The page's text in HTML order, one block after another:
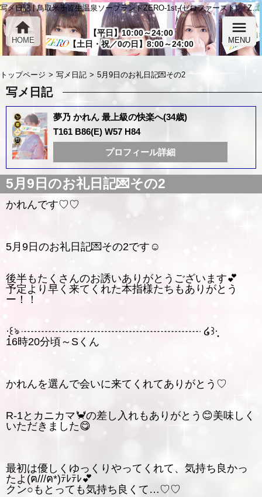
写メ日記 | 鳥取米子皆生温泉ソープランドZERO-1st-(ゼロファースト) 「ZERO-1st-」
【平日】10:00～24:00
【土日・祝／0の日】8:00～24:00
home
HOME
menu
MENU
トップページ 写メ日記 5月9日のお礼日記💌その2
写メ日記
夢乃 かれん 最上級の快楽へ(34歳)
T161 B86(E) W57 H84
プロフィール詳細
5月9日のお礼日記💌その2
かれんです♡♡
5月9日のお礼日記💌その2です☺️
後半もたくさんのお誘いありがとうございます︎💕
予定より早く来てくれた本指様たちもありがとう
ー！！
·̩͙꒰ঌ ┈┈┈┈┈┈┈┈┈┈┈┈┈┈┈┈┈ ໒꒱·̩͙
16時20分頃～Sくん
かれんを選んで会いに来てくれてありがとう♡
R-1とカニカマ🦀の差し入れもありがとう😊美味しく
いただきました😋
最初は優しくゆっくりやってくれて、気持ち良かっ
たよ(ฅ///ฅ*)ﾃﾚﾃﾚ💕
クン○もとっても気持ち良くて…♡♡